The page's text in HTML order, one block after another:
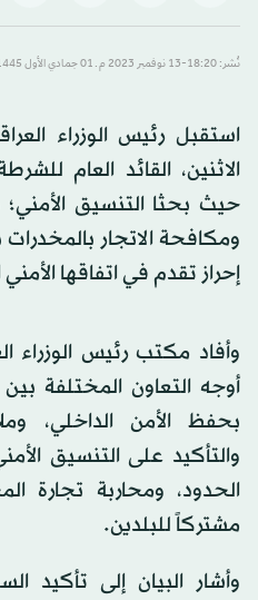
نُشر: 18:20-13 نوفمبر 2023 م ـ 01 جمادي الأول 1445 هـ
استقبل رئيس الوزراء
الاثنين، القائد العام
حيث بحثا التنسيق
ومكافحة الاتجار
إحراز تقدم في اتفاقها
وأفاد مكتب رئيس الوزراء
أوجه التعاون المختلفة بين
بحفظ الأمن الداخلي،
والتأكيد على التنسيق
الحدود، ومحاربة تجارة
مشتركاً للبلدين.
وأشار البيان إلى تأكيد